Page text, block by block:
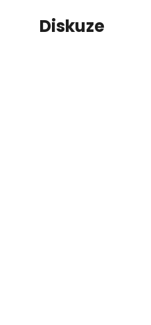
Diskuze